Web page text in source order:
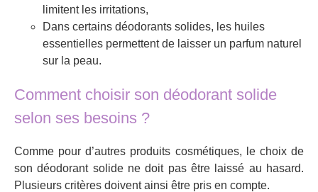
limitent les irritations,
Dans certains déodorants solides, les huiles
essentielles permettent de laisser un parfum naturel
sur la peau.
Comment choisir son déodorant solide
selon ses besoins ?
Comme pour d’autres produits cosmétiques, le choix de
son déodorant solide ne doit pas être laissé au hasard.
Plusieurs critères doivent ainsi être pris en compte.